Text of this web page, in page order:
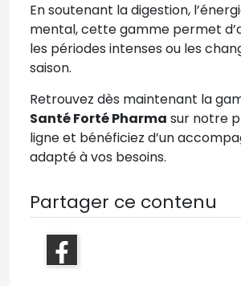
En soutenant la digestion,
mental, cette gamme permet
les périodes intenses ou les
saison.
Retrouvez dès maintenant la
Santé Forté Pharma sur notre
ligne et bénéficiez d’un
adapté à vos besoins.
Partager ce contenu